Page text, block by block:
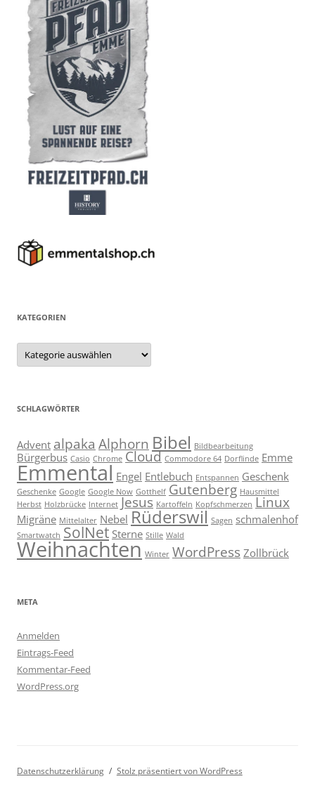
KATEGORIEN
Kategorien
SCHLAGWÖRTER
Advent alpaka Alphorn Bibel Bildbearbeitung
Bürgerbus Casio Chrome Cloud Commodore 64 Dorflinde Emme
Emmental Engel Entlebuch Entspannen Geschenk
Geschenke Google Google Now Gotthelf Gutenberg Hausmittel
Herbst Holzbrücke Internet Jesus Kartoffeln Kopfschmerzen Linux
Migräne Mittelalter Nebel Rüderswil Sagen schmalenhof
Smartwatch SolNet Sterne Stille Wald
Weihnachten Winter WordPress Zollbrück
META
Anmelden
Eintrags-Feed
Kommentar-Feed
WordPress.org
Datenschutzerklärung Stolz präsentiert von WordPress